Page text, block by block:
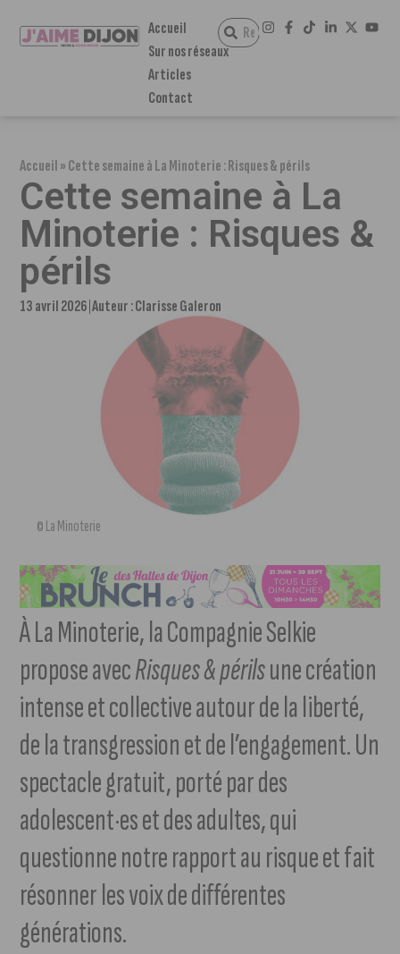
Accueil
Sur nos réseaux
Articles
Contact
Accueil»Cette semaine à La Minoterie : Risques & périls
Cette semaine à La
Minoterie : Risques &
périls
13 avril 2026 Auteur :Clarisse Galeron
© La Minoterie
À La Minoterie, la Compagnie Selkie
propose avecRisques & périlsune création
intense et collective autour de la liberté,
de la transgression et de l’engagement. Un
spectacle gratuit, porté par des
adolescent·es et des adultes, qui
questionne notre rapport au risque et fait
résonner les voix de différentes
générations.